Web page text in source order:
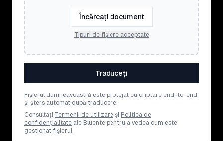
Încărcați document
Tipuri de fișiere acceptate
Traduceți
Fișierul dumneavoastră este protejat cu criptare end-to-end
și șters automat după traducere.
Consultați Termenii de utilizareși Politica de
confidențialitate ale Bluente pentru a vedea cum este
gestionat fișierul.